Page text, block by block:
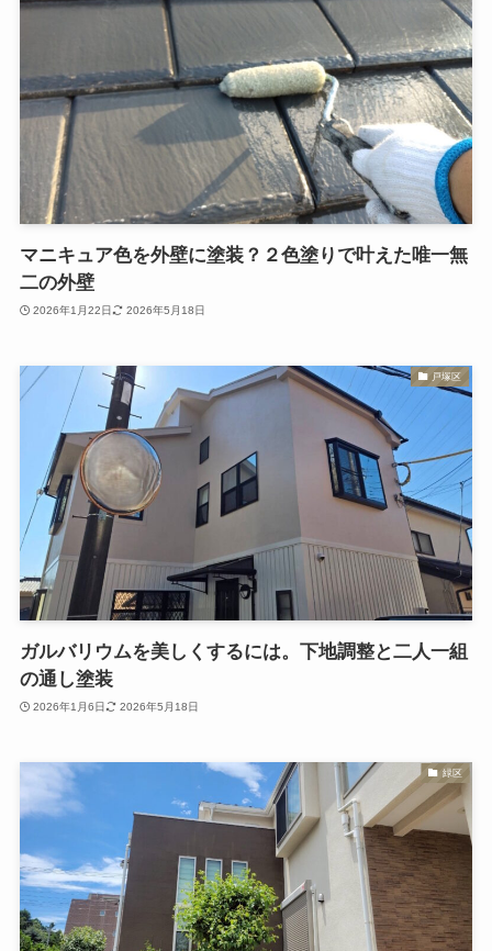
マニキュア色を外壁に塗装？２色塗りで叶えた唯一無
二の外壁
2026年1月22日 2026年5月18日
戸塚区
ガルバリウムを美しくするには。下地調整と二人一組
の通し塗装
2026年1月6日 2026年5月18日
緑区